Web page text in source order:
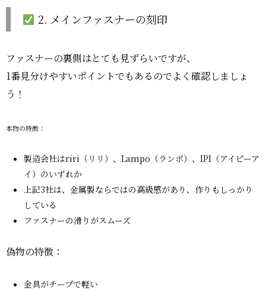
2. メインファスナーの刻印
ファスナーの裏側はとても見ずらいですが、
1番見分けやすいポイントでもあるのでよく確認しましょ
う！
本物の特徴：
製造会社はriri（リリ）、Lampo（ランポ）、IPI（アイピーア
イ）のいずれか
上記3社は、金属製ならではの高級感があり、作りもしっかり
している
ファスナーの滑りがスムーズ
偽物の特徴：
金具がチープで軽い